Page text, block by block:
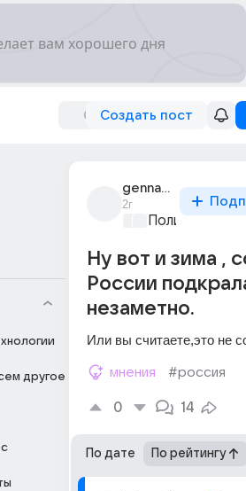
Создать пост
другое
gennadii_orlov_33
2г
Ну вот и зима ,
России
незаметно.
Или вы считаете,это не
мнения #россия
0 14
По дате По рейтингу